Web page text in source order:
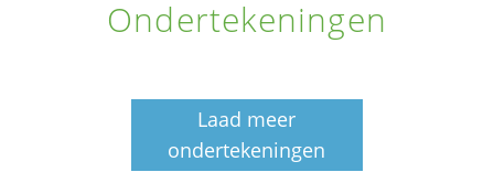
Ondertekeningen
Laad meer
ondertekeningen